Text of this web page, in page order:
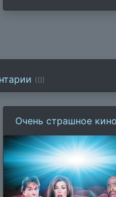
(0)
Очень страшное кино